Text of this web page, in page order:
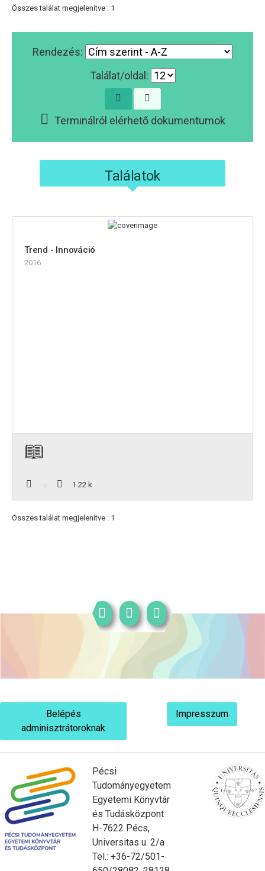
Összes találat megjelenítve : 1
Rendezés:
Találat/oldal:
Terminálról elérhető dokumentumok
Találatok
Trend - Innováció
2016
1.22 k
Összes találat megjelenítve : 1
Belépés
adminisztrátoroknak
Impresszum
Pécsi
Tudományegyetem
Egyetemi Könyvtár
és Tudásközpont
H-7622 Pécs,
Universitas u. 2/a
Tel.: +36-72/501-